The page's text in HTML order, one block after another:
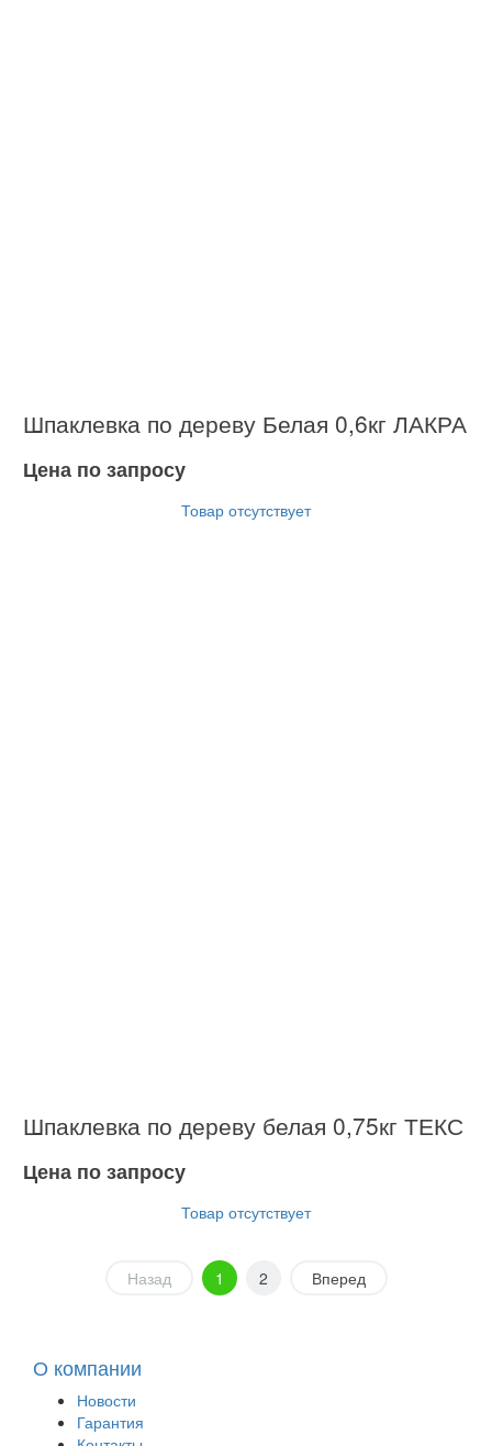
Шпаклевка по дереву Белая 0,6кг ЛАКРА
Цена по запросу
Товар отсутствует
Шпаклевка по дереву белая 0,75кг ТЕКС
Цена по запросу
Товар отсутствует
Назад 1 2 Вперед
О компании
Новости
Гарантия